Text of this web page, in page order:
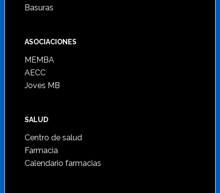
Basuras
ASOCIACIONES
MEMBA
AECC
Joves MB
SALUD
Centro de salud
Farmacia
Calendario farmacias